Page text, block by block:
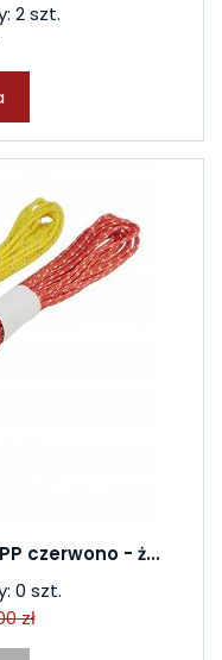
2 szt.
czerwono - ż...
0 szt.
zł